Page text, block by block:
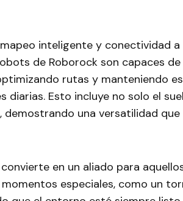
inteligente y conectividad
de Roborock son capaces
rutas y manteniendo
diarias. Esto incluye no solo el
demostrando una versatilidad
en un aliado para
especiales, como un